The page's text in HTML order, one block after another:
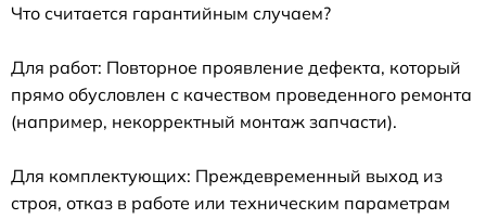
Что считается гарантийным случаем?
Для работ: Повторное проявление дефекта, который
прямо обусловлен с качеством проведенного ремонта
(например, некорректный монтаж запчасти).
Для комплектующих: Преждевременный выход из
строя, отказ в работе или техническим параметрам